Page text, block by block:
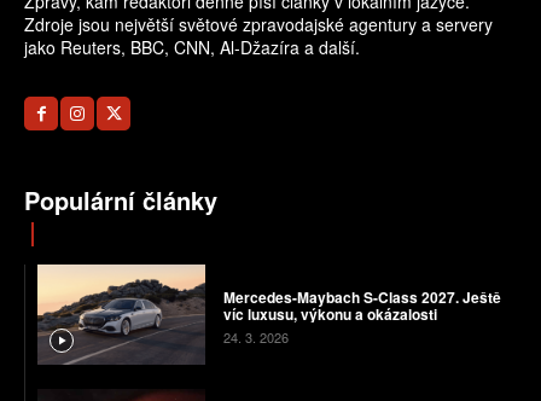
Zdroje jsou největší světové zpravodajské agentury a servery
jako Reuters, BBC, CNN, Al-Džazíra a další.
Populární články
Mercedes-Maybach S-Class 2027. Ještě
víc luxusu, výkonu a okázalosti
24. 3. 2026